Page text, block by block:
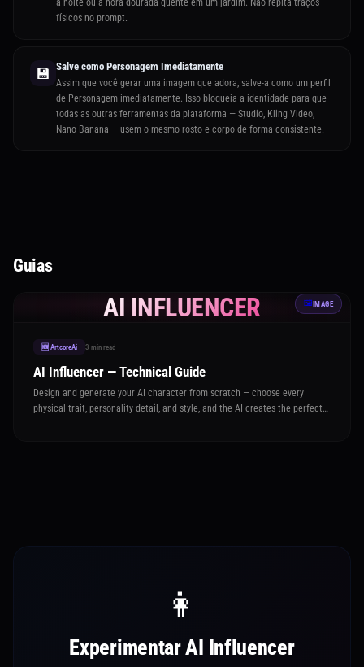
à noite ou a hora dourada quente em um jardim. Não repita traços
físicos no prompt.
💾 Salve como Personagem Imediatamente
Assim que você gerar uma imagem que adora, salve-a como um perfil
de Personagem imediatamente. Isso bloqueia a identidade para que
todas as outras ferramentas da plataforma — Studio, Kling Video,
Nano Banana — usem o mesmo rosto e corpo de forma consistente.
Guias
AI INFLUENCER 🖼️IMAGE
🆕 ArtcoreAi 3 min read
AI Influencer — Technical Guide
Design and generate your AI character from scratch — choose every
physical trait, personality detail, and style, and the AI creates the perfect
👩
Experimentar AI Influencer